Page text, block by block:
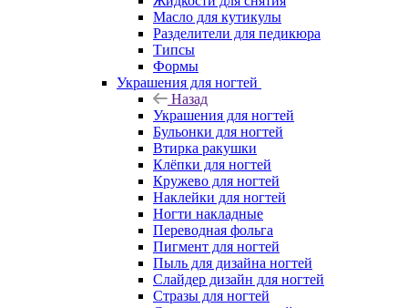
Масло для кутикулы
Разделители для педикюра
Типсы
Формы
Украшения для ногтей
Назад
Украшения для ногтей
Бульонки для ногтей
Втирка ракушки
Клёпки для ногтей
Кружево для ногтей
Наклейки для ногтей
Ногти накладные
Переводная фольга
Пигмент для ногтей
Пыль для дизайна ногтей
Слайдер дизайн для ногтей
Стразы для ногтей